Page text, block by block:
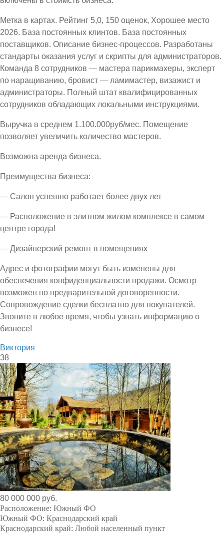
Метка в картах. Рейтинг 5,0, 150 оценок, Хорошее место
2026. База постоянных клинтов. База постоянных
поставщиков. Описание бизнес-процессов. Разработаны
стандарты оказания услуг и скрипты для администраторов.
Команда 8 сотрудников — мастера парикмахеры, эксперт
по наращиванию, бровист — ламимастер, визажист и
администраторы. Полный штат квалифицированных
сотрудников обладающих локальными инструкциями.
Выручка в среднем 1.100.000руб/мес. Помещение
позволяет увеличить количество мастеров.
Возможна аренда бизнеса.
Преимущества бизнеса:
— Салон успешно работает более двух лет
— Расположение в элитном жилом комплексе в самом
центре города!
— Дизайнерский ремонт в помещениях
Адрес и фотографии могут быть изменены для
обеспечения конфиденциальности продажи. Осмотр
возможен по предварительной договоренности.
Сопровождение сделки бесплатно для покупателей.
Звоните в любое время, чтобы узнать информацию о
бизнесе!
Виктория
38
80 000 000 руб.
Расположение: Южный ФО
Южный ФО: Краснодарский край
Краснодарский край: Любой населенный пункт